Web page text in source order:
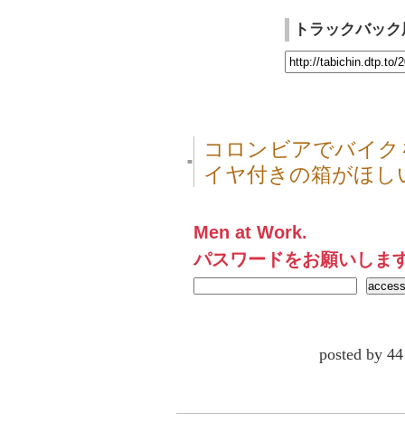
トラックバッ
■
コロンビアでバイ
イヤ付きの箱がほし
Men at Work.
パスワードをお願いしま
posted by